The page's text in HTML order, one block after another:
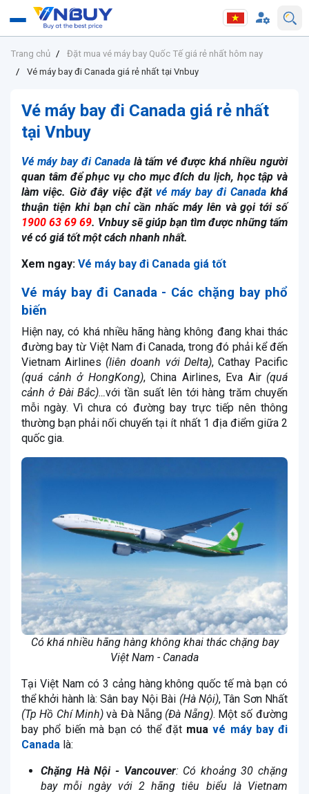
Trang chủ
Đặt mua vé máy bay Quốc Tế giá rẻ nhất hôm nay
Vé máy bay đi Canada giá rẻ nhất tại Vnbuy
Vé máy bay đi Canada giá rẻ nhất
tại Vnbuy
Vé máy bay đi Canadalà tấm vé được khá nhiều người
quan tâm để phục vụ cho mục đích du lịch, học tập và
làm việc. Giờ đây việc đặt vé máy bay đi Canada khá
thuận tiện khi bạn chỉ cần nhấc máy lên và gọi tới số
1900 63 69 69. Vnbuy sẽ giúp bạn tìm được những tấm
vé có giá tốt một cách nhanh nhất.
Xem ngay: Vé máy bay đi Canada giá tốt
Vé máy bay đi Canada- Các chặng bay phổ
biến
Hiện nay, có khá nhiều hãng hàng không đang khai thác
đường bay từ Việt Nam đi Canada, trong đó phải kể đến
Vietnam Airlines (liên doanh với Delta), Cathay Pacific
(quá cảnh ở HongKong), China Airlines, Eva Air (quá
cảnh ở Đài Bắc)…với tần suất lên tới hàng trăm chuyến
mỗi ngày. Vì chưa có đường bay trực tiếp nên thông
thường bạn phải nối chuyến tại ít nhất 1 địa điểm giữa 2
quốc gia.
Có khá nhiều hãng hàng không khai thác chặng bay
Việt Nam - Canada
Tại Việt Nam có 3 cảng hàng không quốc tế mà bạn có
thể khởi hành là: Sân bay Nội Bài (Hà Nội), Tân Sơn Nhất
(Tp Hồ Chí Minh) và Đà Nẵng (Đà Nẵng). Một số đường
bay phổ biến mà bạn có thể đặt muavé máy bay đi
Canada là:
Chặng Hà Nội - Vancouver: Có khoảng 30 chặng
bay mỗi ngày với 2 hãng tiêu biểu là Vietnam